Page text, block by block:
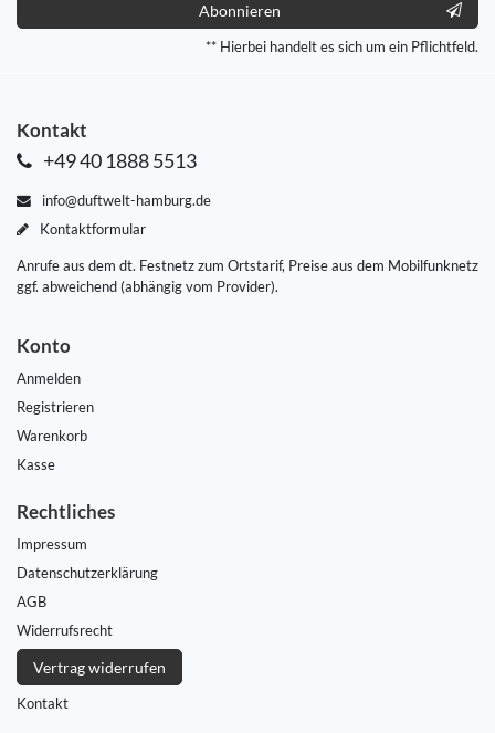
Abonnieren
** Hierbei handelt es sich um ein Pflichtfeld.
Kontakt
+49 40 1888 5513
info@duftwelt-hamburg.de
Kontaktformular
Anrufe aus dem dt. Festnetz zum Ortstarif, Preise aus dem Mobilfunknetz
ggf. abweichend (abhängig vom Provider).
Konto
Anmelden
Registrieren
Warenkorb
Kasse
Rechtliches
Impressum
Daten­schutz­erklärung
AGB
Widerrufs­recht
Vertrag widerrufen
Kontakt